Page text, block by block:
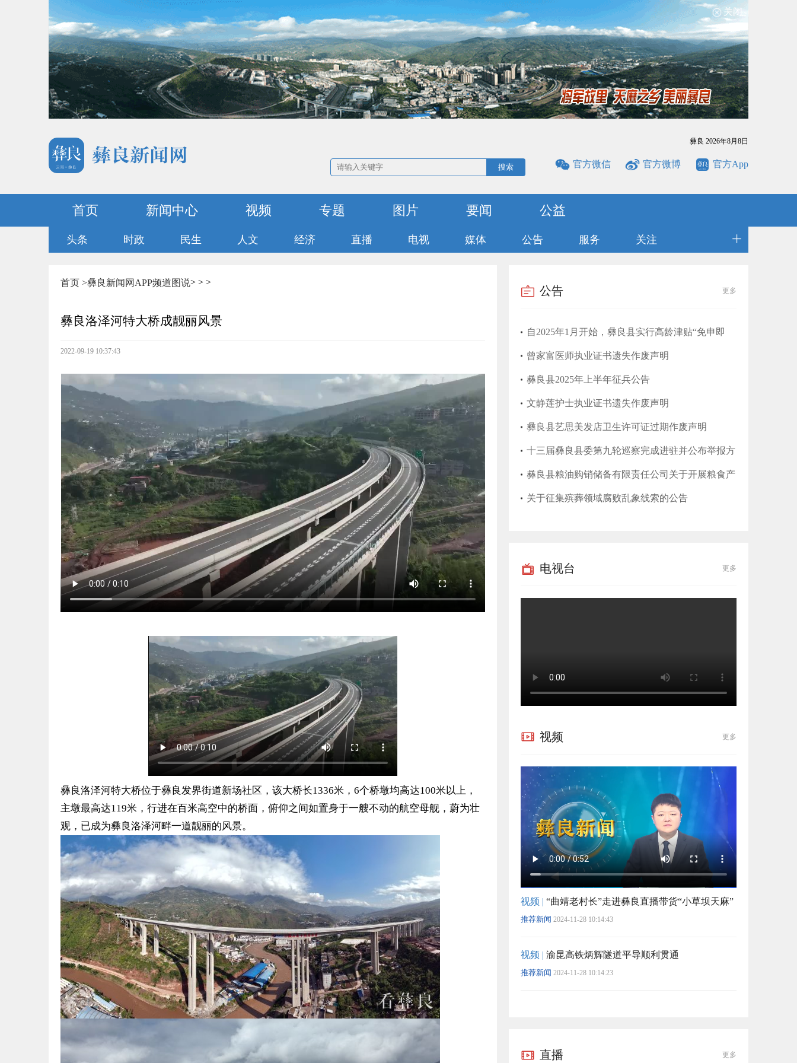
关闭
彝良 2026年8月8日
搜索 官方微信 官方微博 官方App
首页 新闻中心 视频 专题 图片 要闻 公益
头条 时政 民生 人文 经济 直播 电视 媒体 公告 服务 关注
首页 >彝良新闻网 >
APP频道 >
图说 >
彝良洛泽河特大桥成靓丽风景
2022-09-19 10:37:43
彝良洛泽河特大桥位于彝良发界街道新场社区，该大桥长1336米，6个桥墩均高达100米以上，
主墩最高达119米，行进在百米高空中的桥面，俯仰之间如置身于一艘不动的航空母舰，蔚为壮
观，已成为彝良洛泽河畔一道靓丽的风景。
公告 更多
自2025年1月开始，彝良县实行高龄津贴“免申即
享”
曾家富医师执业证书遗失作废声明
彝良县2025年上半年征兵公告
文静莲护士执业证书遗失作废声明
​彝良县艺思美发店卫生许可证过期作废声明
十三届彝良县委第九轮巡察完成进驻并公布举报方
式
彝良县粮油购销储备有限责任公司关于开展粮食产
后服务事项的公告
关于征集殡葬领域腐败乱象线索的公告
电视台 更多
视频 更多
视频 |“曲靖老村长”走进彝良直播带货“小草坝天麻”
推荐新闻 2024-11-28 10:14:43
视频 |渝昆高铁炳辉隧道平导顺利贯通
推荐新闻 2024-11-28 10:14:23
直播 更多